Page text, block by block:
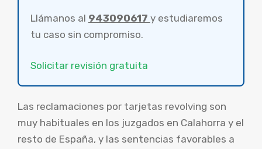
Llámanos al 943090617 y estudiaremos
tu caso sin compromiso.
Solicitar revisión gratuita
Las reclamaciones por tarjetas revolving son
muy habituales en los juzgados en Calahorra y el
resto de España, y las sentencias favorables a